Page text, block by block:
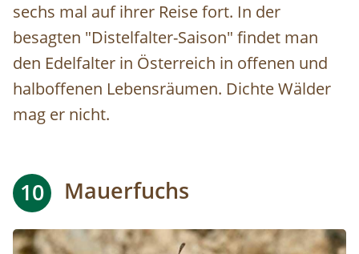
sechs mal auf ihrer Reise fort. In der
besagten "Distelfalter-Saison" findet man
den Edelfalter in Österreich in offenen und
halboffenen Lebensräumen. Dichte Wälder
mag er nicht.
10 Mauerfuchs
Image